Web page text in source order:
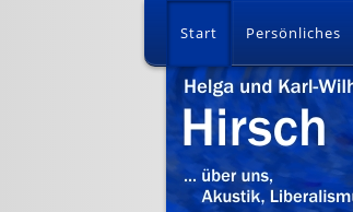
Start Persönliches